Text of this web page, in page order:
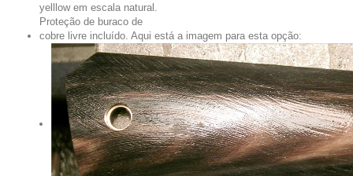
yelllow em escala natural.
Proteção de buraco de
cobre livre incluído. Aqui está a imagem para esta opção: